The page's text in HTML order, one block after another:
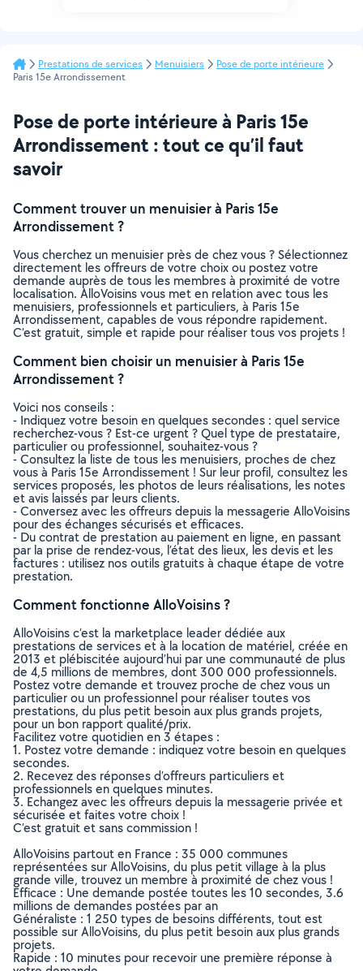
Prestations de services Menuisiers
Pose de porte intérieure
Paris 15e Arrondissement
Pose de porte intérieure à Paris 15e
Arrondissement : tout ce qu’il faut
savoir
Comment trouver un menuisier à Paris 15e
Arrondissement ?
Vous cherchez un menuisier près de chez vous ? Sélectionnez
directement les offreurs de votre choix ou postez votre
demande auprès de tous les membres à proximité de votre
localisation. AlloVoisins vous met en relation avec tous les
menuisiers, professionnels et particuliers, à Paris 15e
Arrondissement, capables de vous répondre rapidement.
C’est gratuit, simple et rapide pour réaliser tous vos projets !
Comment bien choisir un menuisier à Paris 15e
Arrondissement ?
Voici nos conseils :
- Indiquez votre besoin en quelques secondes : quel service
recherchez-vous ? Est-ce urgent ? Quel type de prestataire,
particulier ou professionnel, souhaitez-vous ?
- Consultez la liste de tous les menuisiers, proches de chez
vous à Paris 15e Arrondissement ! Sur leur profil, consultez les
services proposés, les photos de leurs réalisations, les notes
et avis laissés par leurs clients.
- Conversez avec les offreurs depuis la messagerie AlloVoisins
pour des échanges sécurisés et efficaces.
- Du contrat de prestation au paiement en ligne, en passant
par la prise de rendez-vous, l’état des lieux, les devis et les
factures : utilisez nos outils gratuits à chaque étape de votre
prestation.
Comment fonctionne AlloVoisins ?
AlloVoisins c’est la marketplace leader dédiée aux
prestations de services et à la location de matériel, créée en
2013 et plébiscitée aujourd’hui par une communauté de plus
de 4,5 millions de membres, dont 300 000 professionnels.
Postez votre demande et trouvez proche de chez vous un
particulier ou un professionnel pour réaliser toutes vos
prestations, du plus petit besoin aux plus grands projets,
pour un bon rapport qualité/prix.
Facilitez votre quotidien en 3 étapes :
1. Postez votre demande : indiquez votre besoin en quelques
secondes.
2. Recevez des réponses d’offreurs particuliers et
professionnels en quelques minutes.
3. Echangez avec les offreurs depuis la messagerie privée et
sécurisée et faites votre choix !
C’est gratuit et sans commission !
AlloVoisins partout en France : 35 000 communes
représentées sur AlloVoisins, du plus petit village à la plus
grande ville, trouvez un membre à proximité de chez vous !
Efficace : Une demande postée toutes les 10 secondes, 3.6
millions de demandes postées par an
Généraliste : 1 250 types de besoins différents, tout est
possible sur AlloVoisins, du plus petit besoin aux plus grands
projets.
Rapide : 10 minutes pour recevoir une première réponse à